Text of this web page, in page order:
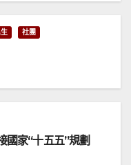
生 社團
國家“十五五”規劃